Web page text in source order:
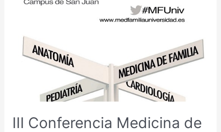
III Conferencia Medicina de